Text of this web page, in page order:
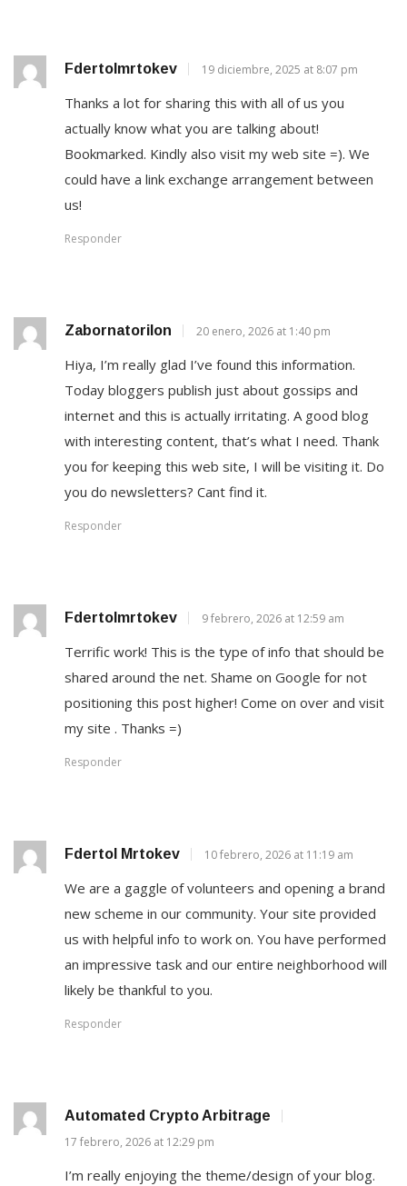
Fdertolmrtokev 19 diciembre, 2025 at 8:07 pm
Thanks a lot for sharing this with all of us you
actually know what you are talking about!
Bookmarked. Kindly also visit my web site =). We
could have a link exchange arrangement between
us!
Responder
Zabornatorilon 20 enero, 2026 at 1:40 pm
Hiya, I’m really glad I’ve found this information.
Today bloggers publish just about gossips and
internet and this is actually irritating. A good blog
with interesting content, that’s what I need. Thank
you for keeping this web site, I will be visiting it. Do
you do newsletters? Cant find it.
Responder
Fdertolmrtokev 9 febrero, 2026 at 12:59 am
Terrific work! This is the type of info that should be
shared around the net. Shame on Google for not
positioning this post higher! Come on over and visit
my site . Thanks =)
Responder
Fdertol Mrtokev 10 febrero, 2026 at 11:19 am
We are a gaggle of volunteers and opening a brand
new scheme in our community. Your site provided
us with helpful info to work on. You have performed
an impressive task and our entire neighborhood will
likely be thankful to you.
Responder
Automated Crypto Arbitrage
17 febrero, 2026 at 12:29 pm
I’m really enjoying the theme/design of your blog.